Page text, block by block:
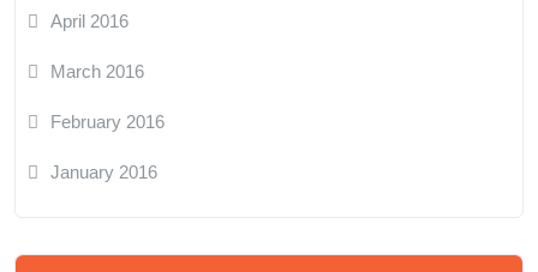
April 2016
March 2016
February 2016
January 2016